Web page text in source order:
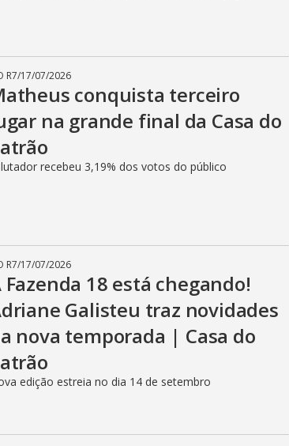
R7/17/07/2026
conquista terceiro
na grande final da Casa do
recebeu 3,19% dos votos do público
R7/17/07/2026
Fazenda 18 está chegando!
Galisteu traz novidades
nova temporada | Casa do
edição estreia no dia 14 de setembro